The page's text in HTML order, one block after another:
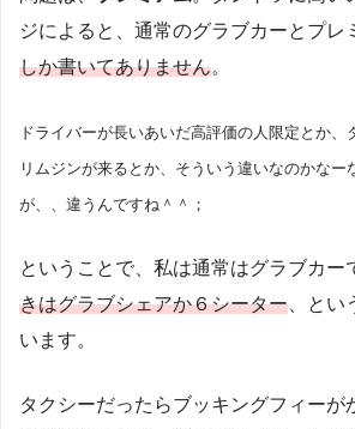
ジによると、通常のグラブカーとプレ
しか書いてありません。
ドライバーが長いあいだ高評価の人限定とか、
リムジンが来るとか、そういう違いなのかなー
が、、違うんですね＾＾；
ということで、私は通常はグラブカー
きはグラブシェアか６シーター 、と
います。
タクシーだったらブッキングフィーが